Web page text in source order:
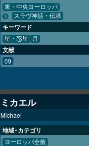
東・中央ヨーロッパ
スラヴ神話・伝承
キーワード
星・惑星 月
文献
09
ミカエル
Michael
地域・カテゴリ
ヨーロッパ全般